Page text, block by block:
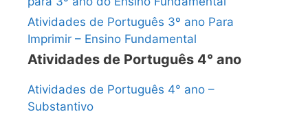
Atividades de Português 3º ano Para
Imprimir – Ensino Fundamental
Atividades de Português 4° ano
Atividades de Português 4° ano –
Substantivo